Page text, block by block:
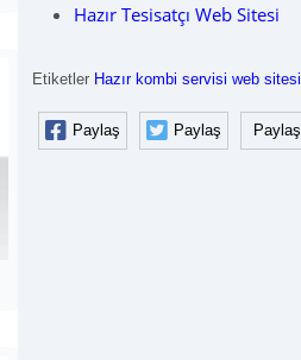
Hazır Tesisatçı Web Sitesi
Etiketler Hazır kombi servisi web sitesi
Paylaş Paylaş Paylaş